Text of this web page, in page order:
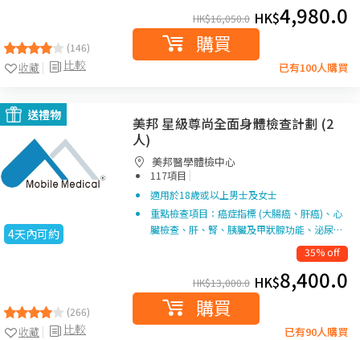
(146)
比較
收藏
HK$16,050.0 HK$4,980.0
購買
已有100人購買
送禮物
4天內可約
(266)
比較
收藏
美邦 星級尊尚全面身體檢查計劃 (2
人)
美邦醫學體檢中心
117項目 |
適用於18歲或以上男士及女士
重點檢查項目：癌症指標 (大腸癌、肝癌)、心
臟檢查、肝、腎、胰臟及甲狀腺功能、泌尿…
35% off
HK$13,000.0 HK$8,400.0
購買
已有90人購買